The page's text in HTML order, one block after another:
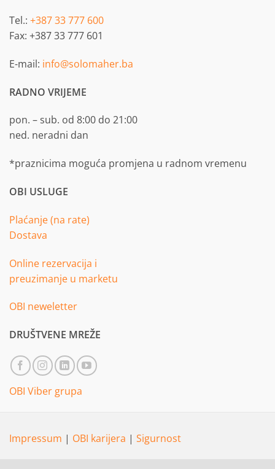
Tel.: +387 33 777 600
Fax: +387 33 777 601
E-mail: info@solomaher.ba
RADNO VRIJEME
pon. – sub. od 8:00 do 21:00
ned. neradni dan
*praznicima moguća promjena u radnom vremenu
OBI USLUGE
Plaćanje (na rate)
Dostava
Online rezervacija i
preuzimanje u marketu
OBI neweletter
DRUŠTVENE MREŽE
OBI Viber grupa
Impressum | OBI karijera | Sigurnost